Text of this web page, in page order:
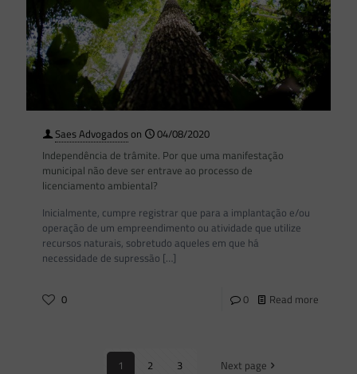
Saes Advogadoson
04/08/2020
Independência de trâmite. Por que uma manifestação
municipal não deve ser entrave ao processo de
licenciamento ambiental?
Inicialmente, cumpre registrar que para a implantação e/ou
operação de um empreendimento ou atividade que utilize
recursos naturais, sobretudo aqueles em que há
necessidade de supressão […]
0 0 Read more
1 2 3 Next page